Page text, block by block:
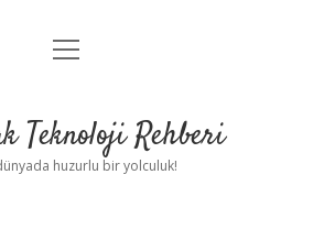
Anasayfa
Yasal Uyarı
menüyü
Teknoloji Rehberi
huzurlu bir yolculuk!